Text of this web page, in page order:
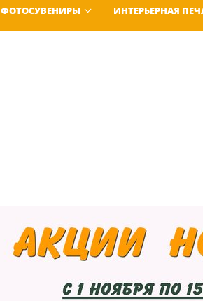
ФОТОСУВЕНИРЫ ИНТЕРЬЕРНАЯ